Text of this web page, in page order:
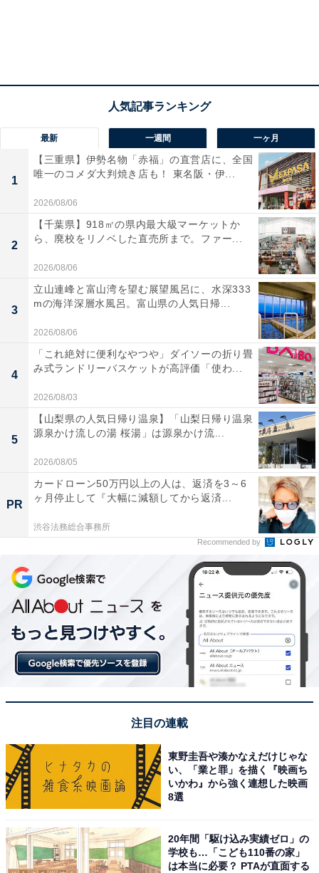
最新 一週間 一ヶ月
1
【三重県】伊勢名物「赤福」の直営店に、全国
唯一のコメダ大判焼き店も！ 東名阪・伊...
2026/08/06
2
【千葉県】918㎡の県内最大級マーケットか
ら、廃校をリノベした直売所まで。ファー...
2026/08/06
3
立山連峰と富山湾を望む展望風呂に、水深333
mの海洋深層水風呂。富山県の人気日帰...
2026/08/06
4
「これ絶対に便利なやつや」ダイソーの折り畳
み式ランドリーバスケットが高評価「使わ...
2026/08/03
5
【山梨県の人気日帰り温泉】「山梨日帰り温泉
源泉かけ流しの湯 桜湯」は源泉かけ流...
2026/08/05
PR
カードローン50万円以上の人は、返済を3～6
ヶ月停止して『大幅に減額してから返済...
渋谷法務総合事務所
Recommended by
注目の連載
東野圭吾や湊かなえだけじゃな
い、「業と罪」を描く『映画ち
いかわ』から強く連想した映画
8選
20年間「駆け込み実績ゼロ」の
学校も…「こども110番の家」
は本当に必要？ PTAが直面する